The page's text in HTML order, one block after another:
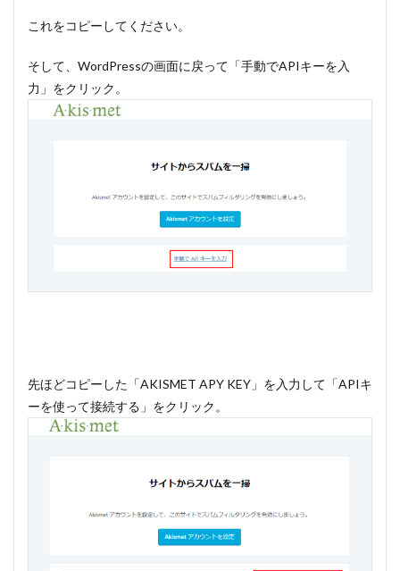
これをコピーしてください。
そして、WordPressの画面に戻って「手動でAPIキーを入
力」をクリック。
先ほどコピーした「AKISMET APY KEY」を入力して「APIキ
ーを使って接続する」をクリック。